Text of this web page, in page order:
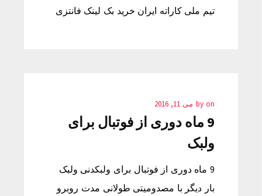
تیم ملی کاراته ایران خرید بک لینک فانتزی
by on می 11, 2016
9 ماه دوری از فوتبال برای
ولبک
9 ماه دوری از فوتبال برای ولبکدنی ولبک
بار دیگر با مصدومیتی طولانی مدت روبرو